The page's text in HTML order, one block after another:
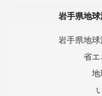
岩手県地
岩手県地
省エ
地